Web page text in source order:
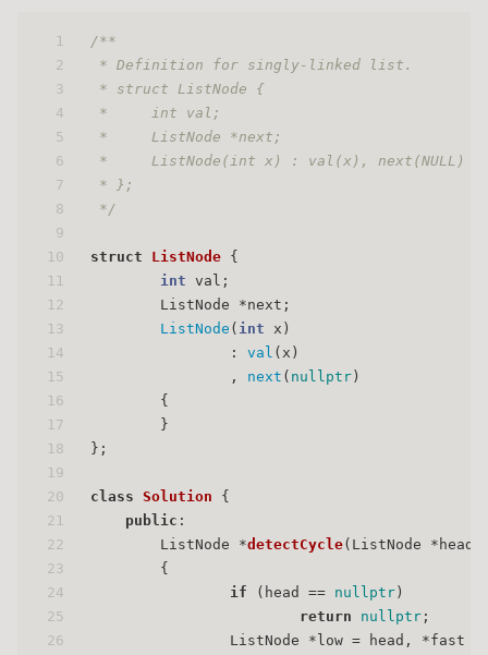
1
2
3
4
5
6
7
8
9
10
11
12
13
14
15
16
17
18
19
20
21
22
23
24
25
26
/**
* Definition for singly-linked list.
* struct ListNode {
*     int val;
*     ListNode *next;
*     ListNode(int x) : val(x), next(NULL)
* };
*/
struct ListNode {
int val;
        ListNode *next;
ListNode ( int x)
                :
val (x)
                ,
next ( nullptr )
        {
        }
};
class Solution {
public :
ListNode *detectCycle(ListNode *head)
{
if (head == nullptr )
return
nullptr ;
ListNode *low = head, *fast =